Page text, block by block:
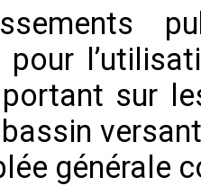
sur
bassin
générale